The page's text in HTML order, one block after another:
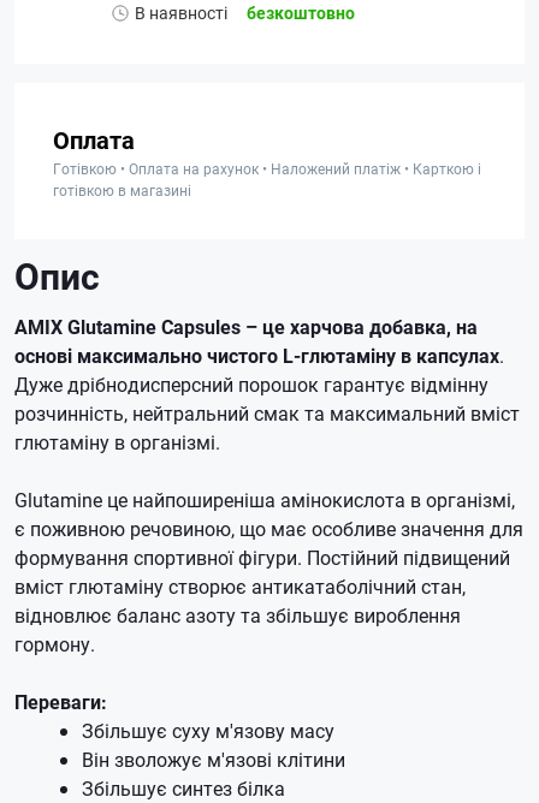
В наявності безкоштовно
Оплата
Готівкою • Оплата на рахунок • Наложений платіж • Карткою і
готівкою в магазині
Опис
AMIX Glutamine Capsules – це харчова добавка, на
основі максимально чистого L-глютаміну в капсулах.
Дуже дрібнодисперсний порошок гарантує відмінну
розчинність, нейтральний смак та максимальний вміст
глютаміну в організмі.
Glutamine це найпоширеніша амінокислота в організмі,
є поживною речовиною, що має особливе значення для
формування спортивної фігури. Постійний підвищений
вміст глютаміну створює антикатаболічний стан,
відновлює баланс азоту та збільшує вироблення
гормону.
Переваги:
Збільшує суху м'язову масу
Він зволожує м'язові клітини
Збільшує синтез білка